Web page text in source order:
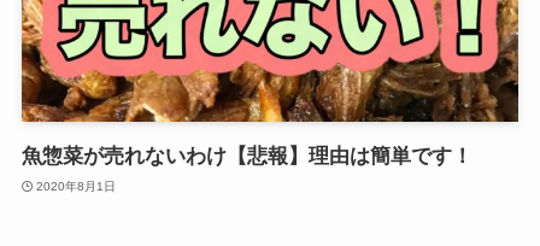
魚惣菜が売れないわけ【悲報】理由は簡単です！
2020年8月1日